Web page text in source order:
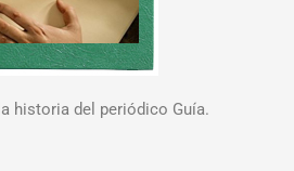
historia del periódico Guía.